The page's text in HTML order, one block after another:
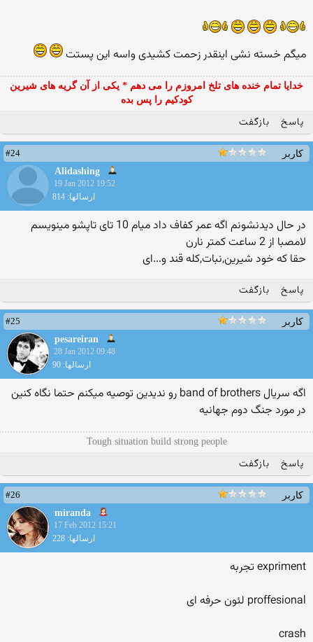
میگم خسته نشی اینقدر زحمت کشیدی واسه این پستت
خدایا تمام خنده های تلخ امروزم را می دهم * یکی از آن گریه های شیرین
کودکیم را پس بده
پاسخ بازگفت
کاربر
#24
Alidashing
19 Jan 2012 19:52
ارسالها: 814
در حال دیدنشونم اگه عمر کفاف داد میام 10 تای تاپشو مینویسم
لامصبا از 2 ساعت کمتر نارن
حقا که خود شیرین,نبات,کله قند و...ای
پاسخ بازگفت
کاربر
#25
pesareiran
28 Jan 2012 09:48
ارسالها: 90
اگه سریال band of brothers رو ندیدین توصیه میکنم حتما نگاه کنین
در مورد جنگ دوم جهانیه
Tough situation build strong people
پاسخ بازگفت
کاربر
#26
miranda
17 Feb 2012 15:21
ارسالها: 228
expriment تجربه
proffesional لئون حرفه ای
crash